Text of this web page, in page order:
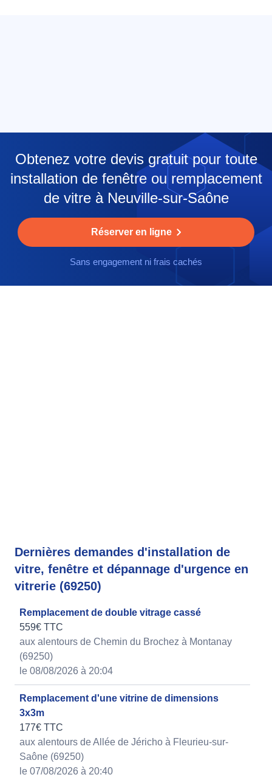
Obtenez votre devis gratuit pour toute
installation de fenêtre ou remplacement
de vitre à Neuville-sur-Saône
Réserver en ligne
Sans engagement ni frais cachés
Dernières demandes d'installation de
vitre, fenêtre et dépannage d'urgence en
vitrerie (69250)
Remplacement de double vitrage cassé
559€ TTC
aux alentours de Chemin du Brochez à Montanay
(69250)
le 08/08/2026 à 20:04
Remplacement d'une vitrine de dimensions
3x3m
177€ TTC
aux alentours de Allée de Jéricho à Fleurieu-sur-
Saône (69250)
le 07/08/2026 à 20:40